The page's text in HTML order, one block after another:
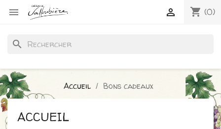
 shopping_cart (0)

search
Accueil Bons cadeaux
ACCUEIL